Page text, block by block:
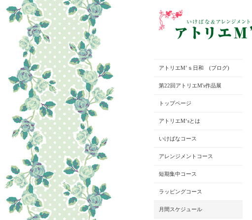
アトリエM’ｓ日和 (ブログ)
第22回アトリエM's作品展
トップページ
アトリエM‘sとは
いけばなコース
アレンジメントコース
短期集中コース
ラッピングコース
月間スケジュール